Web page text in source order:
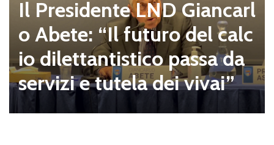
Il Presidente LND Giancarl
o Abete: “Il futuro del calc
io dilettantistico passa da
servizi e tutela dei vivai”